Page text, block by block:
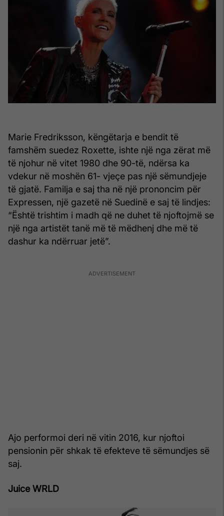
Marie Fredriksson, këngëtarja e bendit të
famshëm suedez Roxette, ishte një nga zërat më
të njohur në vitet 1980 dhe 90-të, ndërsa ka
vdekur në moshën 61- vjeçe pas një sëmundjeje
të gjatë. Familja e saj tha në një prononcim për
Expressen, një gazetë në Suedinë e saj të lindjes:
“Është trishtim i madh që ne duhet të njoftojmë se
një nga artistët tanë më të mëdhenj dhe më të
dashur ka ndërruar jetë”.
Ajo performoi deri në vitin 2016, kur njoftoi
pensionin për shkak të efekteve të sëmundjes së
saj.
Juice WRLD